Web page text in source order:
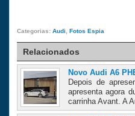
Categorias: Audi Fotos Espia
Relacionados
Novo Audi A6
Depois de
apresenta agora
carrinha Avant. A